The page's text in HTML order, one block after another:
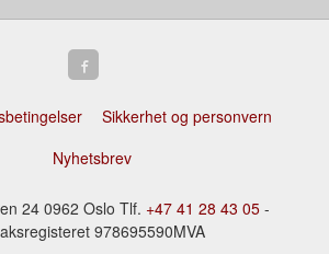
Sikkerhet og personvern
Nyhetsbrev
24 0962 Oslo Tlf. +47 41 28 43 05 -
978695590MVA